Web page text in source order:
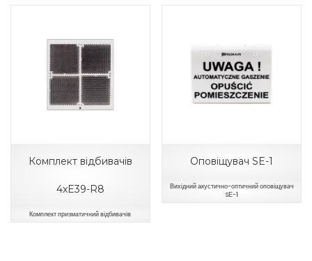
Комплект відбивачів
4xE39-R8
Комплект призматичний відбивачів
Оповіщувач SE-1
Вихідний акустично-оптичний оповіщувач
SЕ-1